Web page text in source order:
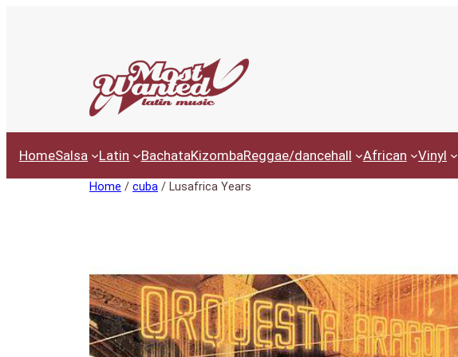
HomeSalsa Latin BachataKizombaReggae/dancehall African Vinyl
Home / cuba / Lusafrica Years